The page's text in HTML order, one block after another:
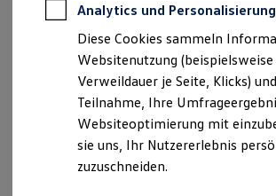
Kfz-Versicherung
Restschuldversicherungen
Garantien
Wartungsverträge
Geschäftskunden
Professional Class bei
Großkunden
Behörden
Direktkunden
Sonderfahrzeuge
Anpfiff zum Gewinn
Verantwortlich für die Inhalte auf dieser Seite ist
Holstein GmbH ( Impressum & Rechtliches)
Tremskamp/ Am Petroleumhafen
Analytics und Personalisierung
Diese Cookies sammeln
Websitenutzung
Verweildauer je Seite, Klicks)
Teilnahme, Ihre
Websiteoptimierung mit
sie uns, Ihr Nutzererlebnis
zuzuschneiden.